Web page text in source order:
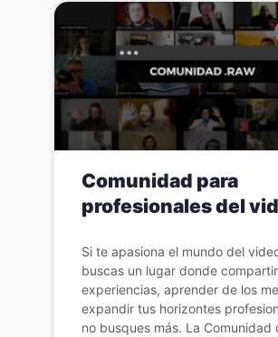
Comunidad para
profesionales del
Si te apasiona el mundo del
buscas un lugar donde compartir
experiencias, aprender de los
expandir tus horizontes
no busques más. La Comunidad